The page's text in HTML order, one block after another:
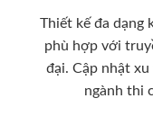
Thiết kế đa dạng
phù hợp với
đại. Cập nhật
ngành thi